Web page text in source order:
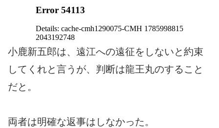
小鹿新五郎は、遠江への遠征をしないと約束
してくれと言うが、判断は龍王丸のすること
だと。
両者は明確な返事はしなかった。